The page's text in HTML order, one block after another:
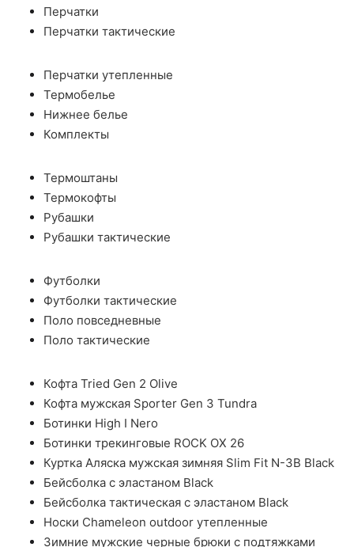
Перчатки
Перчатки тактические
Перчатки утепленные
Термобелье
Нижнее белье
Комплекты
Термоштаны
Термокофты
Рубашки
Рубашки тактические
Футболки
Футболки тактические
Поло повседневные
Поло тактические
Кофта Tried Gen 2 Olive
Кофта мужская Sporter Gen 3 Tundra
Ботинки High I Nero
Ботинки трекинговые ROCK OX 26
Куртка Аляска мужская зимняя Slim Fit N-3B Black
Бейсболка с эластаном Black
Бейсболка тактическая с эластаном Black
Носки Chameleon outdoor утепленные
Зимние мужские черные брюки с подтяжками